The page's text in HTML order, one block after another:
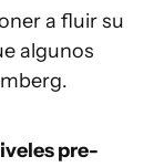
a fluir su
algunos
pre-